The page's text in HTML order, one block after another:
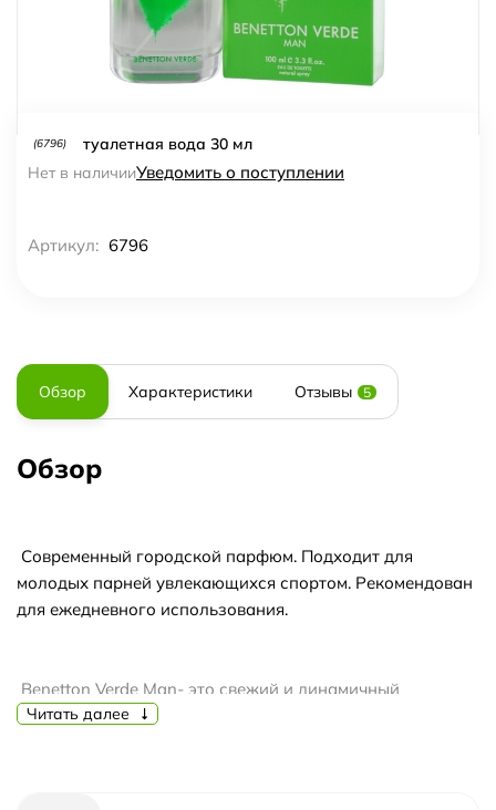
(6796)
туалетная вода 30 мл
Нет в наличииУведомить о поступлении
Артикул: 6796
Обзор Характеристики Отзывы 5
Обзор
Современный городской парфюм. Подходит для
молодых парней увлекающихся спортом. Рекомендован
для ежедневного использования.
Benetton Verde Man- это свежий и динамичный
древесно-фужерный аромат, символизирующий
Читать далее